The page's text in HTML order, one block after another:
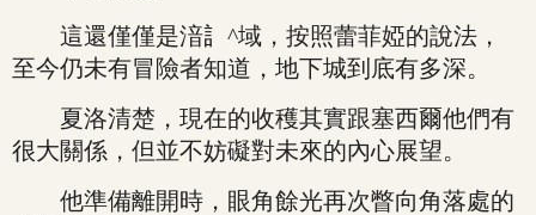
這還僅僅是湆訁^域，按照蕾菲婭的說法，
至今仍未有冒險者知道，地下城到底有多深。
夏洛清楚，現在的收穫其實跟塞西爾他們有
很大關係，但並不妨礙對未來的內心展望。
他準備離開時，眼角餘光再次瞥向角落處的